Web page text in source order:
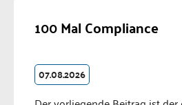
100 Mal Compliance
07.08.2026